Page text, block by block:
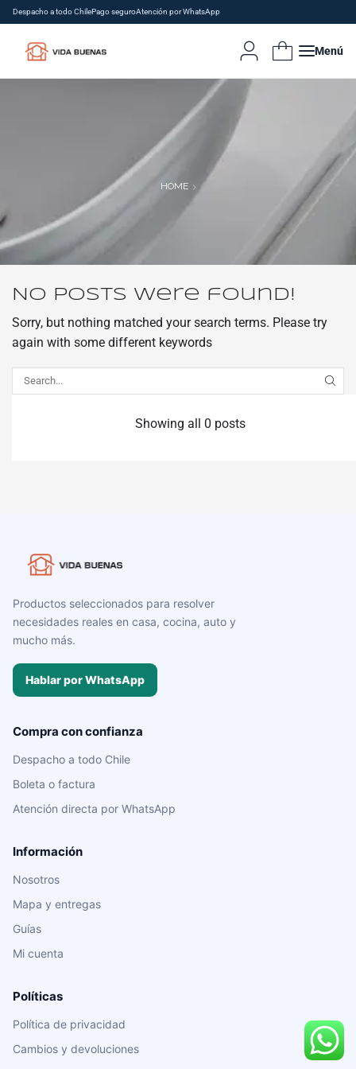
Despacho a todo ChilePago seguroAtención por WhatsApp
Menú
HOME
No posts were found!
Sorry, but nothing matched your search terms. Please try
again with some different keywords
Showing all 0 posts
Productos seleccionados para resolver
necesidades reales en casa, cocina, auto y
mucho más.
Hablar por WhatsApp
Compra con confianza
Despacho a todo Chile
Boleta o factura
Atención directa por WhatsApp
Información
Nosotros
Mapa y entregas
Guías
Mi cuenta
Políticas
Política de privacidad
Cambios y devoluciones